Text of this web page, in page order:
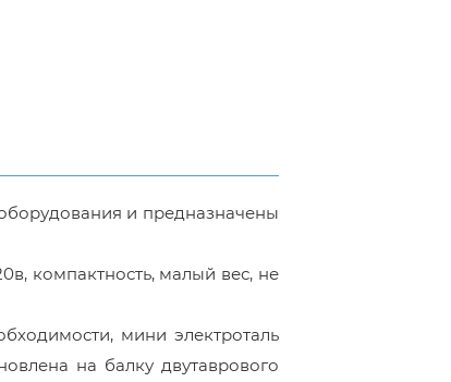
и предназначены
компактность, малый вес, не
мини электроталь
на балку двутаврового